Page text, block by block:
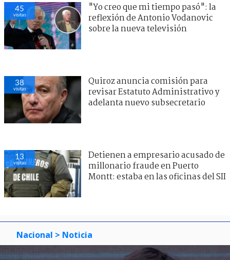
45
visitas
"Yo creo que mi tiempo pasó": la
reflexión de Antonio Vodanovic
sobre la nueva televisión
40
visitas
Quiroz anuncia comisión para
revisar Estatuto Administrativo y
adelanta nuevo subsecretario
28
visitas
Detienen a empresario acusado de
millonario fraude en Puerto
Montt: estaba en las oficinas del SII
Nacional > Noticia